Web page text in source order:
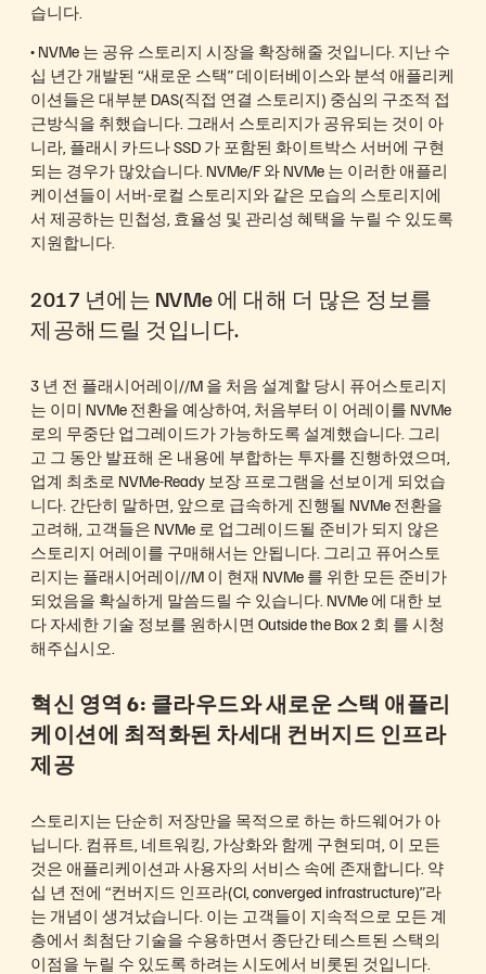
습니다.
• NVMe 는 공유 스토리지 시장을 확장해줄 것입니다. 지난 수
십 년간 개발된 “새로운 스택” 데이터베이스와 분석 애플리케
이션들은 대부분 DAS(직접 연결 스토리지) 중심의 구조적 접
근방식을 취했습니다. 그래서 스토리지가 공유되는 것이 아
니라, 플래시 카드나 SSD 가 포함된 화이트박스 서버에 구현
되는 경우가 많았습니다. NVMe/F 와 NVMe 는 이러한 애플리
케이션들이 서버-로컬 스토리지와 같은 모습의 스토리지에
서 제공하는 민첩성, 효율성 및 관리성 혜택을 누릴 수 있도록
지원합니다.
2017 년에는 NVMe 에 대해 더 많은 정보를
제공해드릴 것입니다.
3 년 전 플래시어레이//M 을 처음 설계할 당시 퓨어스토리지
는 이미 NVMe 전환을 예상하여, 처음부터 이 어레이를 NVMe
로의 무중단 업그레이드가 가능하도록 설계했습니다. 그리
고 그 동안 발표해 온 내용에 부합하는 투자를 진행하였으며,
업계 최초로 NVMe-Ready 보장 프로그램을 선보이게 되었습
니다. 간단히 말하면, 앞으로 급속하게 진행될 NVMe 전환을
고려해, 고객들은 NVMe 로 업그레이드될 준비가 되지 않은
스토리지 어레이를 구매해서는 안됩니다. 그리고 퓨어스토
리지는 플래시어레이//M 이 현재 NVMe 를 위한 모든 준비가
되었음을 확실하게 말씀드릴 수 있습니다. NVMe 에 대한 보
다 자세한 기술 정보를 원하시면 Outside the Box 2 회 를 시청
해주십시오.
혁신 영역 6: 클라우드와 새로운 스택 애플리
케이션에 최적화된 차세대 컨버지드 인프라
제공
스토리지는 단순히 저장만을 목적으로 하는 하드웨어가 아
닙니다. 컴퓨트, 네트워킹, 가상화와 함께 구현되며, 이 모든
것은 애플리케이션과 사용자의 서비스 속에 존재합니다. 약
십 년 전에 “컨버지드 인프라(CI, converged infrastructure)”라
는 개념이 생겨났습니다. 이는 고객들이 지속적으로 모든 계
층에서 최첨단 기술을 수용하면서 종단간 테스트된 스택의
이점을 누릴 수 있도록 하려는 시도에서 비롯된 것입니다.